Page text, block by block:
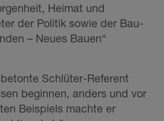
Heimat und
der Politik sowie der Bau-
– Neues Bauen“
Schlüter-Referent
beginnen, anders und vor
Beispiels machte er